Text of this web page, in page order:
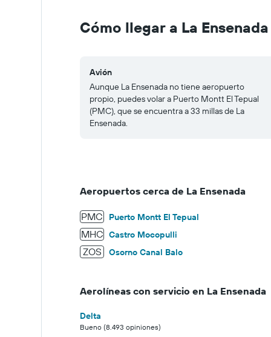
Cómo llegar a La Ensenada
Avión
Aunque La Ensenada no tiene aeropuerto
propio, puedes volar a Puerto Montt El Tepual
(PMC), que se encuentra a 33 millas de La
Ensenada.
Aeropuertos cerca de La Ensenada
PMC Puerto Montt El Tepual
MHC Castro Mocopulli
ZOS Osorno Canal Balo
Aerolíneas con servicio en La Ensenada
Delta
Bueno (8.493 opiniones)